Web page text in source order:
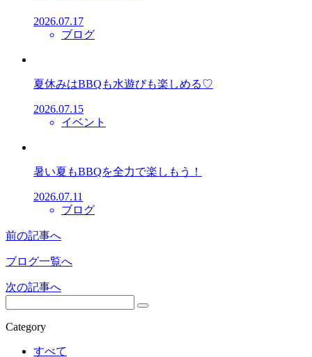
2026.07.17
ブログ
夏休みはBBQも水遊びも楽しめる♡
2026.07.15
イベント
暑い夏もBBQを全力で楽しもう！
2026.07.11
ブログ
前の記事へ
ブログ一覧へ
次の記事へ
Category
すべて